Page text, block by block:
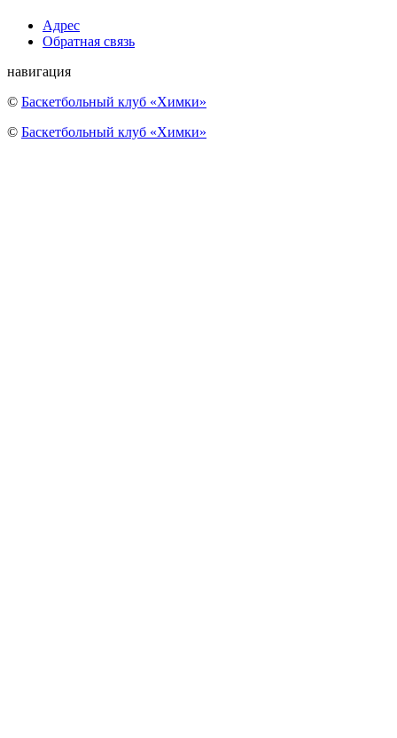
Адрес
Обратная связь
навигация
© Баскетбольный клуб «Химки»
© Баскетбольный клуб «Химки»